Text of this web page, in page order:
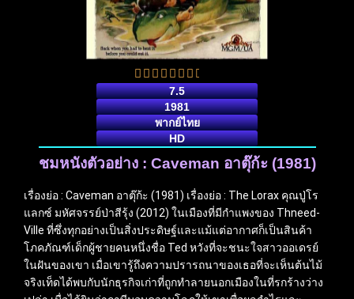
7.5
1981
พากย์ไทย
HD
ชมหนังตัวอย่าง : Caveman อาตุ๊ก้ะ (1981)
เรื่องย่อ : Caveman อาตุ๊ก้ะ (1981) เรื่องย่อ : The Lorax คุณปู่โร
แลกซ์ มหัศจรรย์ป่าสีรุ้ง (2012) ในเมืองที่มีกำแพงของ Thneed-
Ville ที่ซึ่งทุกอย่างเป็นสิ่งประดิษฐ์และแม้แต่อากาศก็เป็นสินค้า
โภคภัณฑ์เด็กผู้ชายคนหนึ่งชื่อ Ted หวังที่จะชนะใจสาวออเดรย์
ในฝันของเขา เมื่อเขารู้ถึงความปรารถนาของเธอที่จะเห็นต้นไม้
จริงเท็ดได้พบกับนักธุรกิจเก่าที่ถูกทำลายนอกเมืองในที่รกร้างว่าง